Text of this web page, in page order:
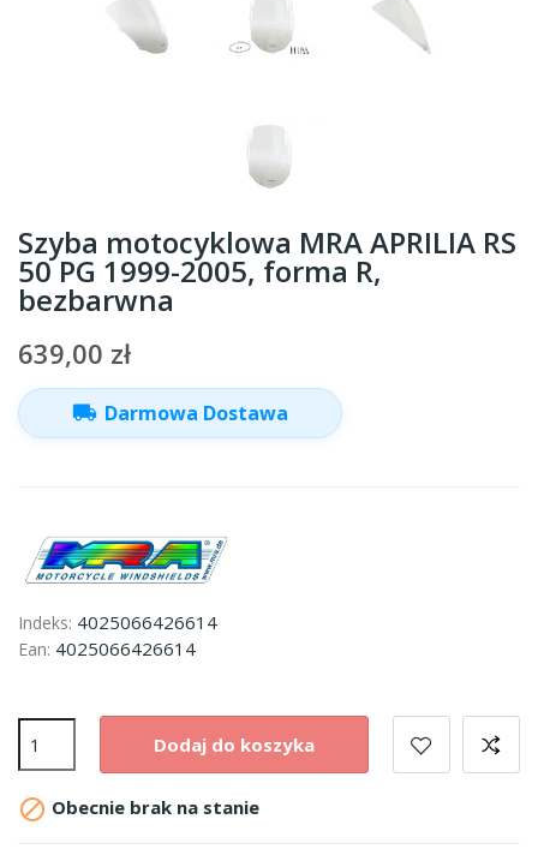
Szyba motocyklowa MRA APRILIA RS
50 PG 1999-2005, forma R,
bezbarwna
639,00 zł
local_shipping Darmowa Dostawa
Indeks: 4025066426614
Ean: 4025066426614
Dodaj do koszyka
 Obecnie brak na stanie